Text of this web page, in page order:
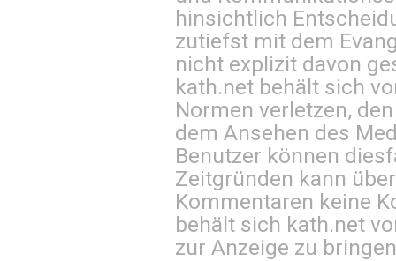
hinsichtlich
zutiefst mit dem
nicht explizit davon
kath.net behält sich
Normen verletzen,
dem Ansehen des
Benutzer können
Zeitgründen kann
Kommentaren keine
behält sich kath.net
zur Anzeige zu